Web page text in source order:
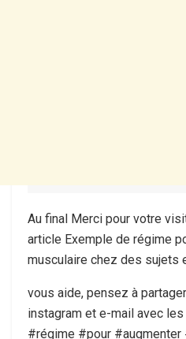
Au final Merci pour votre
article Exemple de régime
musculaire chez des sujets
vous aide, pensez à
instagram et e-mail avec
#régime #pour